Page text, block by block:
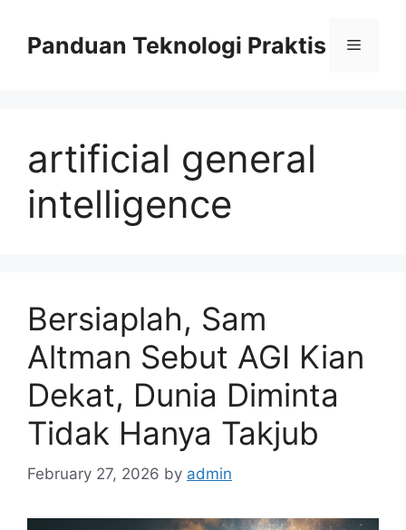
contentPanduan Teknologi Praktis Menu
artificial general
intelligence
Bersiaplah, Sam
Altman Sebut AGI Kian
Dekat, Dunia Diminta
Tidak Hanya Takjub
February 27, 2026 by admin